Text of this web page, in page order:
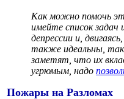
Как можно помочь
имейте список задач
депрессии и,
также идеальны, так
заметят, что их
угрюмым, надо
Пожары на Разломах